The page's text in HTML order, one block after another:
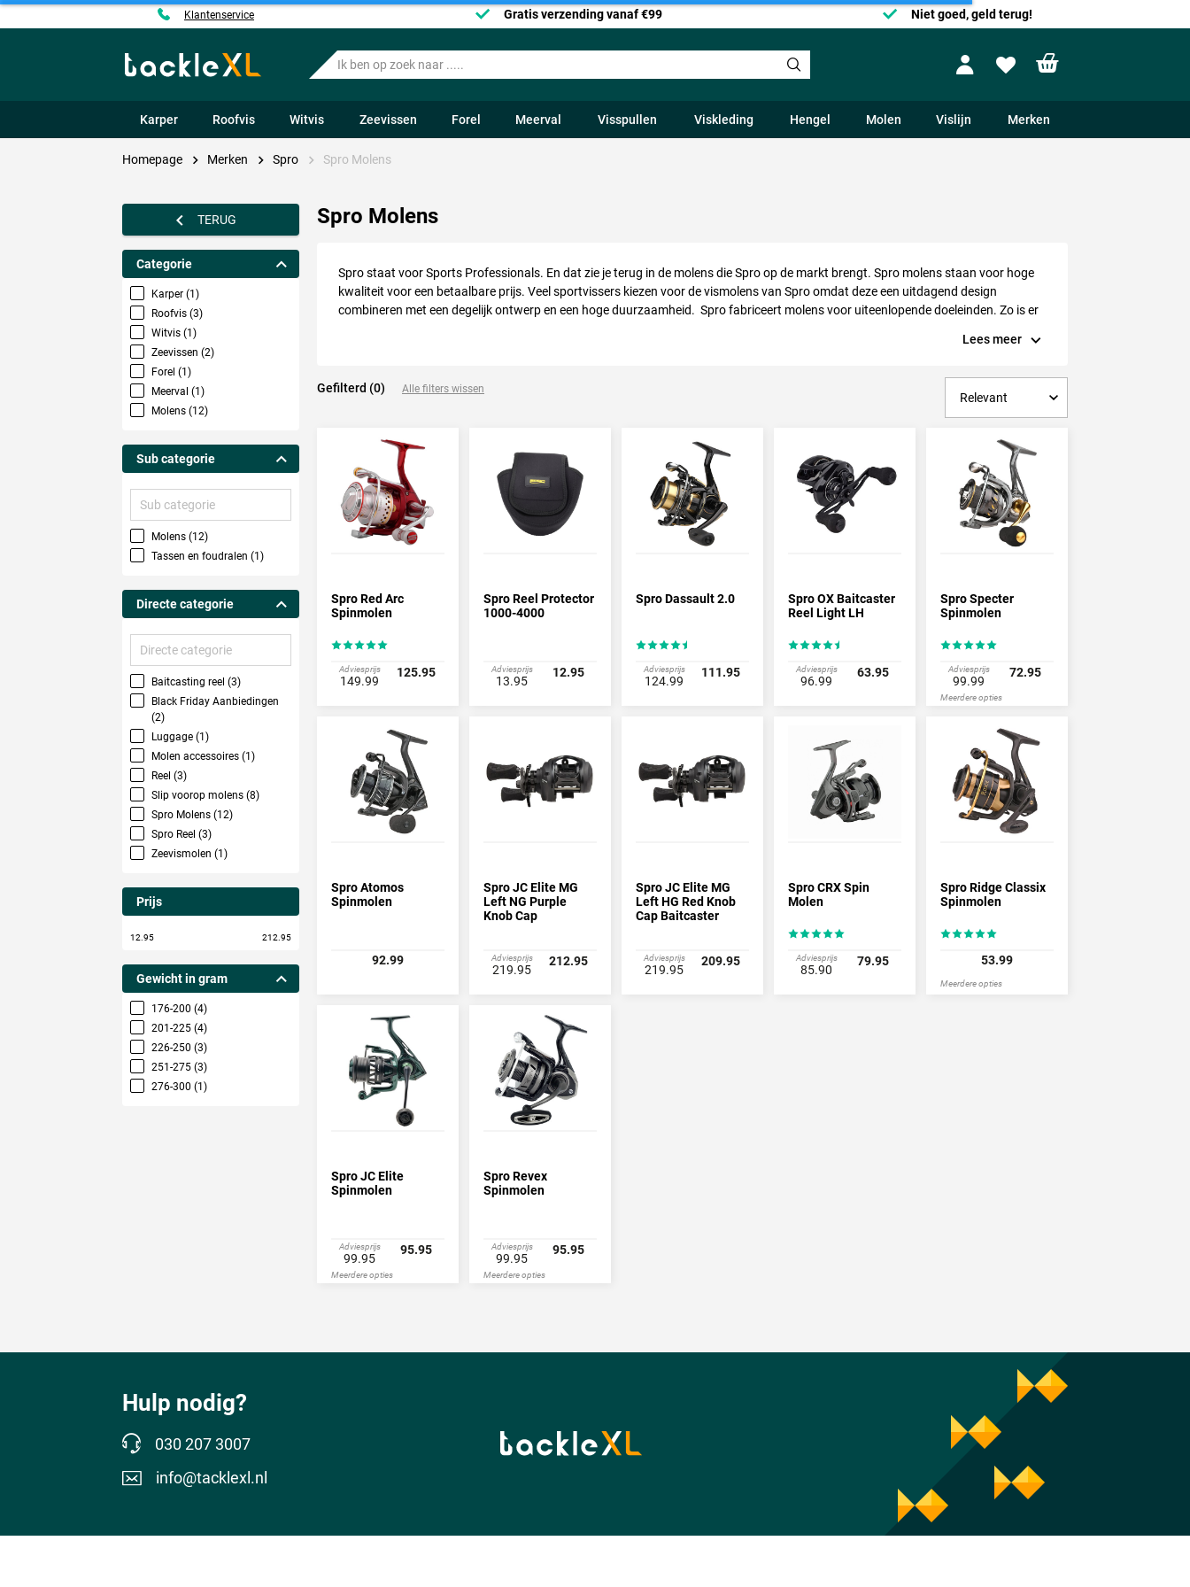
Klantenservice Gratis verzending vanaf €99 Niet goed, geld terug!
Ik
ben
naar
.....
ProfileWishlist
Karper Roofvis Witvis Zeevissen Forel Meerval Visspullen Viskleding Hengel Molen Vislijn Merken
Homepage Merken Spro Spro Molens
TERUG
Categorie
Karper (1)
Roofvis (3)
Witvis (1)
Zeevissen (2)
Forel (1)
Meerval (1)
Molens (12)
Sub categorie
categorie
Molens (12)
Tassen en foudralen (1)
Directe categorie
categorie
Baitcasting reel (3)
Black Friday Aanbiedingen
(2)
Luggage (1)
Molen accessoires (1)
Reel (3)
Slip voorop molens (8)
Spro Molens (12)
Spro Reel (3)
Zeevismolen (1)
Prijs
12.95 212.95
Gewicht in gram
176-200 (4)
201-225 (4)
226-250 (3)
251-275 (3)
276-300 (1)
Spro Molens
Spro staat voor Sports Professionals. En dat zie je terug in de molens die Spro op de markt brengt. Spro molens staan voor hoge
kwaliteit voor een betaalbare prijs. Veel sportvissers kiezen voor de vismolens van Spro omdat deze een uitdagend design
combineren met een degelijk ontwerp en een hoge duurzaamheid. Spro fabriceert molens voor uiteenlopende doeleinden. Zo is er
Spro molens prijs
Spro biedt de serieuze sportvissers degelijke en duurzame molens van absolute topkwaliteit voor een zachte prijs. De molens van
wordt van het materiaal. Deze molens liggen perfect in de hand door de ergonomische handgreep en slinger. De Boxxer is een
perfect voorbeeld van zo’n scherp geprijsde molen die toch voldoet aan de eisen voor een kwaliteitsmolen. Spro ontwikkelt molens
voor voor alle takken van de hengelsport. Van hoogwaardige spin- en feedermolens tot molens voor de zwarte karpervisserij en
zeevisserij.
Lees meer
Gefilterd (0) Alle filters wissen
Spro Red Arc
Spinmolen
Adviesprijs
149.99
125.95
Spro Reel Protector
1000-4000
Adviesprijs
13.95
12.95
Spro Dassault 2.0
Adviesprijs
124.99
111.95
Spro OX Baitcaster
Reel Light LH
Adviesprijs
96.99
63.95
Spro Specter
Spinmolen
Adviesprijs
99.99
72.95
Meerdere opties
Spro Atomos
Spinmolen
92.99
Spro JC Elite MG
Left NG Purple
Knob Cap
Adviesprijs
219.95
212.95
Spro JC Elite MG
Left HG Red Knob
Cap Baitcaster
Adviesprijs
219.95
209.95
Spro CRX Spin
Molen
Adviesprijs
85.90
79.95
Spro Ridge Classix
Spinmolen
53.99
Meerdere opties
Spro JC Elite
Spinmolen
Adviesprijs
99.95
95.95
Meerdere opties
Spro Revex
Spinmolen
Adviesprijs
99.95
95.95
Meerdere opties
Hulp nodig?
030 207 3007
info@tacklexl.nl